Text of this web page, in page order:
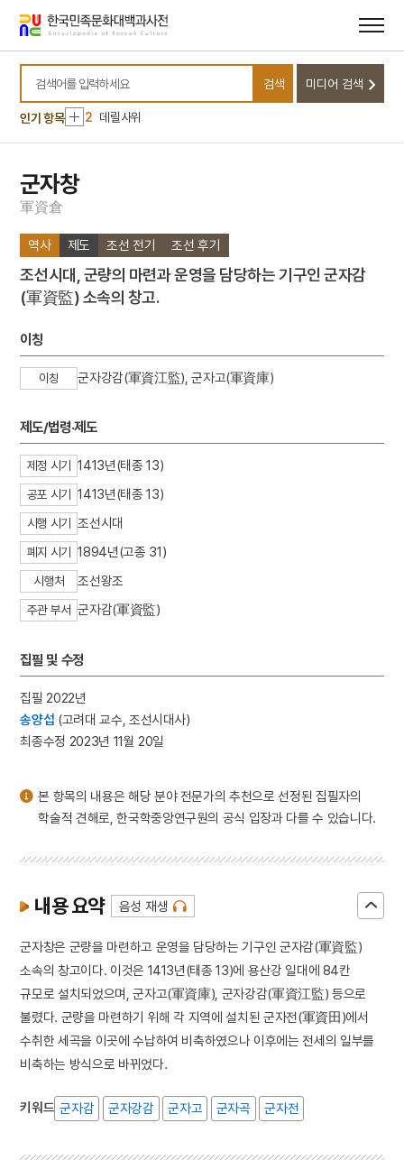
바로가기
바로가기
검색어를 입력하세요
검색 미디어 검색
인기 항목
10 김자점
1 금성대군
2 데릴사위
3 세조
7
유한지 예서 기원첩
8 고령 본관동 고분군
9
구명겸
1 금성대군
2
데릴사위
4 가야금병창
5 북조선임시인민위원회
6 세종
7 유한지 예서 기원첩
8 고령 본관동 고분군
9 구명겸
10 김자점
군자창
軍資倉
역사 제도 조선 전기 조선 후기
조선시대, 군량의 마련과 운영을 담당하는 기구인 군자감
(軍資監) 소속의 창고.
이칭
이칭 군자강감(軍資江監), 군자고(軍資庫)
제도/법령·제도
제정 시기 1413년(태종 13)
공포 시기 1413년(태종 13)
시행 시기 조선시대
폐지 시기 1894년(고종 31)
시행처 조선왕조
주관 부서 군자감(軍資監)
집필 및 수정
집필 2022년
송양섭 (고려대 교수, 조선시대사)
최종수정 2023년 11월 20일
본 항목의 내용은 해당 분야 전문가의 추천으로 선정된 집필자의
학술적 견해로, 한국학중앙연구원의 공식 입장과 다를 수 있습니다.
내용 요약 음성 재생
군자창은 군량을 마련하고 운영을 담당하는 기구인 군자감(軍資監)
소속의 창고이다. 이것은 1413년(태종 13)에 용산강 일대에 84칸
규모로 설치되었으며, 군자고(軍資庫), 군자강감(軍資江監) 등으로
불렸다. 군량을 마련하기 위해 각 지역에 설치된 군자전(軍資田)에서
수취한 세곡을 이곳에 수납하여 비축하였으나 이후에는 전세의 일부를
비축하는 방식으로 바뀌었다.
키워드 군자감 군자강감 군자고 군자곡 군자전